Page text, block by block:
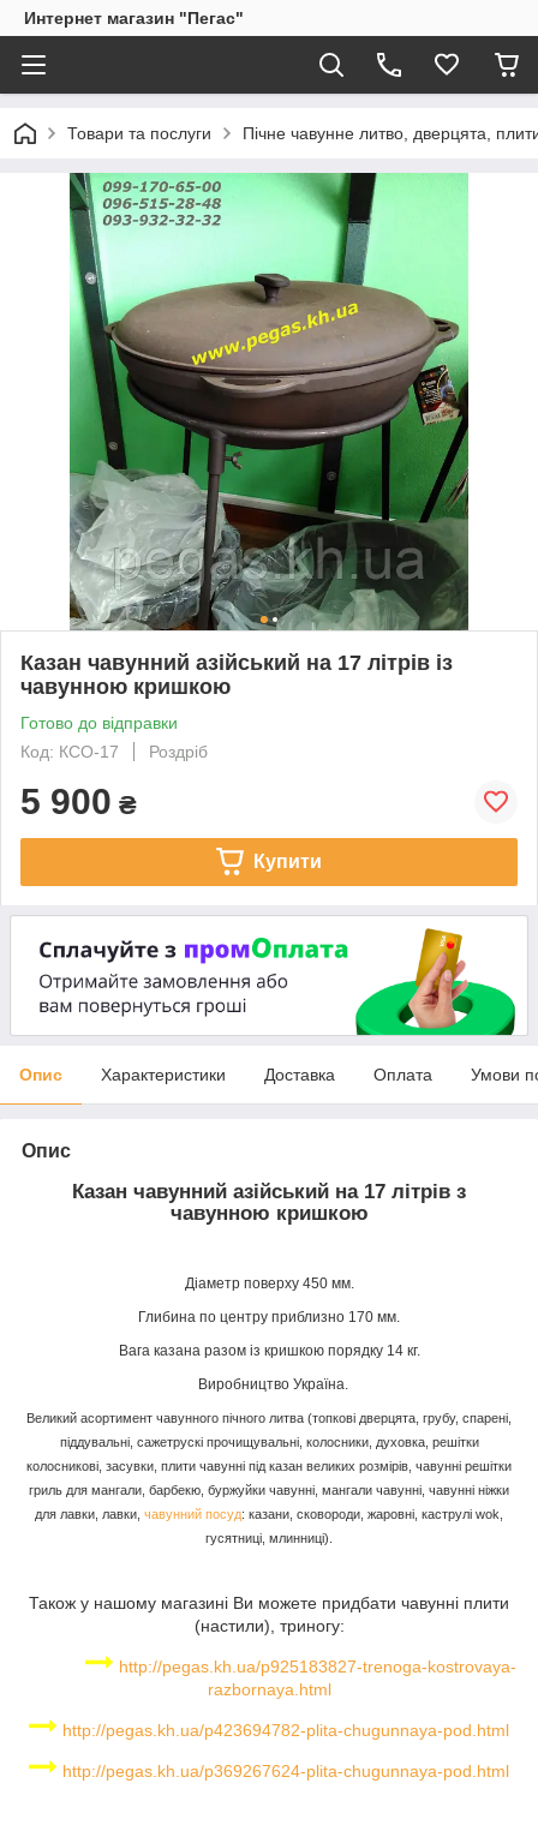
Интернет магазин "Пегас"
Товари та послуги Пічне чавунне литво, дверцята,
Казан чавунний азійський на 17 літрів із
чавунною кришкою
Готово до відправки
Код: КСО-17
Роздріб
5 900 ₴
Купити
Опис Характеристики Доставка Оплата Умови
Опис
Казан чавунний азійський на 17 літрів з
чавунною кришкою
Діаметр поверху 450 мм.
Глибина по центру приблизно 170 мм.
Вага казана разом із кришкою порядку 14 кг.
Виробництво Україна.
Великий асортимент чавунного пічного литва (топкові дверцята, грубу, спарені,
піддувальні, сажетрускі прочищувальні, колосники, духовка, решітки
колосникові, засувки, плити чавунні під казан великих розмірів, чавунні решітки
гриль для мангали, барбекю, буржуйки чавунні, мангали чавунні, чавунні ніжки
для лавки, лавки, чавунний посуд: казани, сковороди, жаровні, каструлі wok,
гусятниці, млинниці).
Також у нашому магазині Ви можете придбати чавунні плити
(настили), триногу:
http://pegas.kh.ua/p925183827-trenoga-kostrovaya-
razbornaya.html
http://pegas.kh.ua/p423694782-plita-chugunnaya-pod.html
http://pegas.kh.ua/p369267624-plita-chugunnaya-pod.html